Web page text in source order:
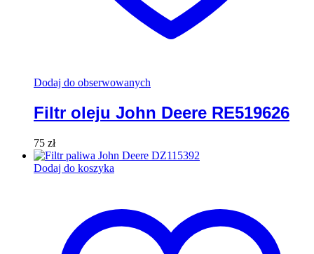
Dodaj do obserwowanych
Filtr oleju John Deere RE519626
75 zł
Dodaj do koszyka